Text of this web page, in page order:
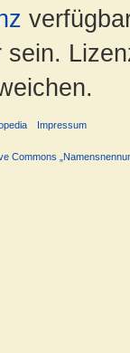
sein.
Impressum